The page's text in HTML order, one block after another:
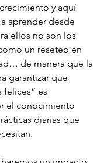
y aquí
aprender desde
ellos no son los
un reseteo en
de manera que la
garantizar que
felices” es
el conocimiento
diarias que